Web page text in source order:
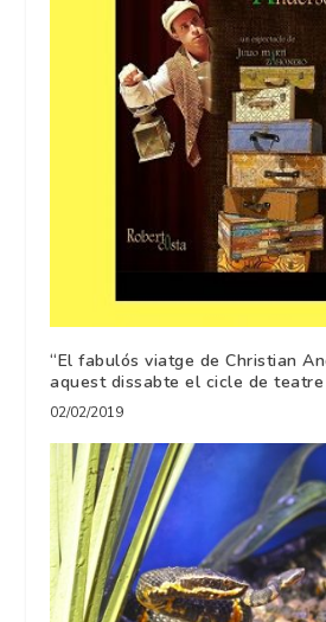
“El fabulós viatge de Christian
aquest dissabte el cicle de
02/02/2019